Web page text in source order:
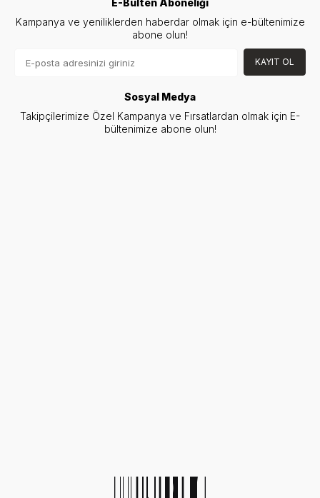
Kampanya ve yeniliklerden haberdar olmak için e-bültenimize
abone olun!
KAYIT OL
Sosyal Medya
Takipçilerimize Özel Kampanya ve Fırsatlardan olmak için E-
bültenimize abone olun!